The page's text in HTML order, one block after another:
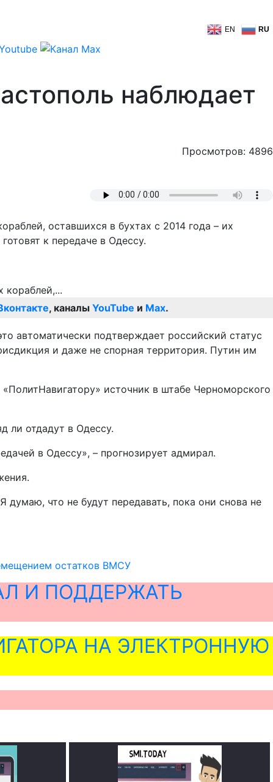
EN RU
наблюдает
Просмотров: 4896
оставшихся в бухтах с 2014 года – их
к передаче в Одессу.
, каналы YouTube и Max.
автоматически подтверждает российский статус
и даже не спорная территория. Путин им
источник в штабе Черноморского
ли отдадут в Одессу.
в Одессу», – прогнозирует адмирал.
думаю, что не будут передавать, пока они снова не
остатков ВМСУ
И ПОДДЕРЖАТЬ
НА ЭЛЕКТРОННУЮ